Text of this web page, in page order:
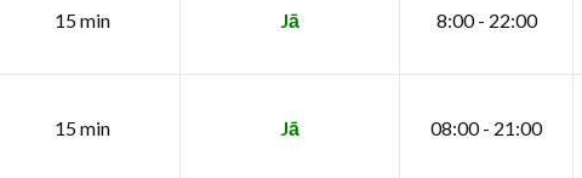
15 min Jā 8:00 - 22:00
15 min Jā 08:00 - 21:00